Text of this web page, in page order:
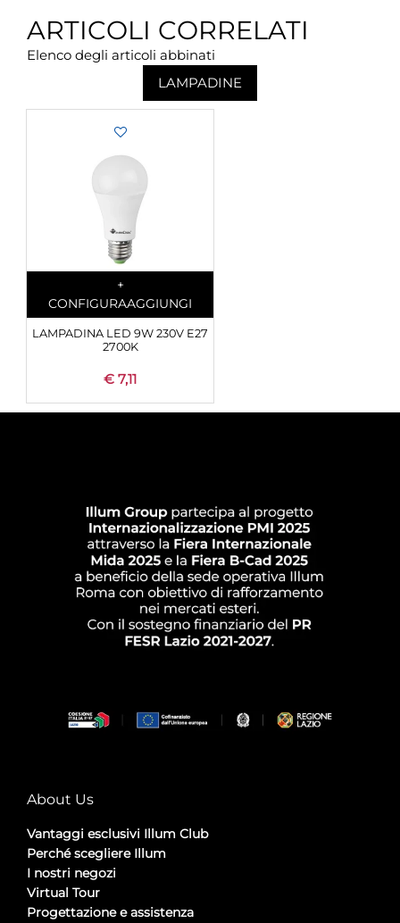
ARTICOLI CORRELATI
Elenco degli articoli abbinati
LAMPADINE
Quantità
+
CONFIGURAAGGIUNGI
LAMPADINA LED 9W 230V E27
2700K
€ 7,11
About Us
Vantaggi esclusivi Illum Club
Perché scegliere Illum
I nostri negozi
Virtual Tour
Progettazione e assistenza